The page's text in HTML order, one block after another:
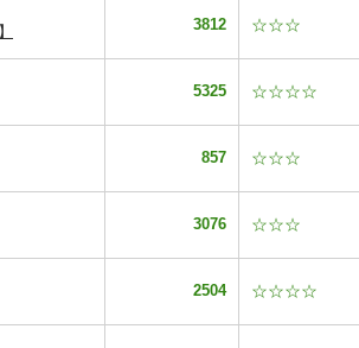
3812 ☆☆☆
5325 ☆☆☆☆
857 ☆☆☆
3076 ☆☆☆
2504 ☆☆☆☆